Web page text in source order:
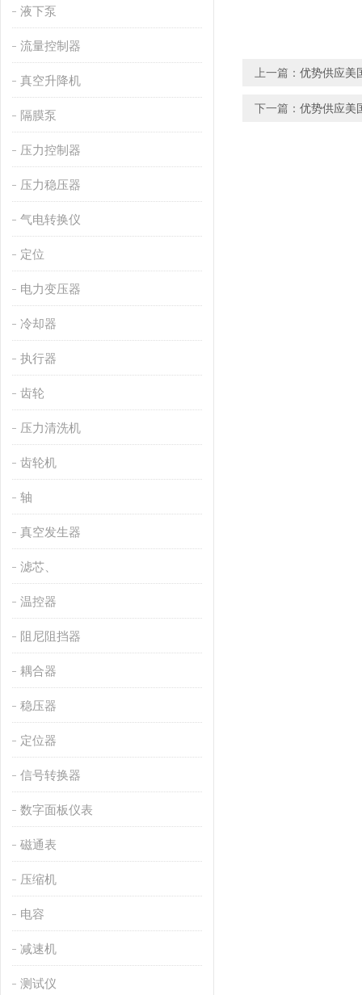
液下泵
流量控制器
真空升降机
隔膜泵
压力控制器
压力稳压器
气电转换仪
定位
电力变压器
冷却器
执行器
齿轮
压力清洗机
齿轮机
轴
真空发生器
滤芯、
温控器
阻尼阻挡器
耦合器
稳压器
定位器
信号转换器
数字面板仪表
磁通表
压缩机
电容
减速机
测试仪
上一篇： 优势供应美
下一篇： 优势供应美